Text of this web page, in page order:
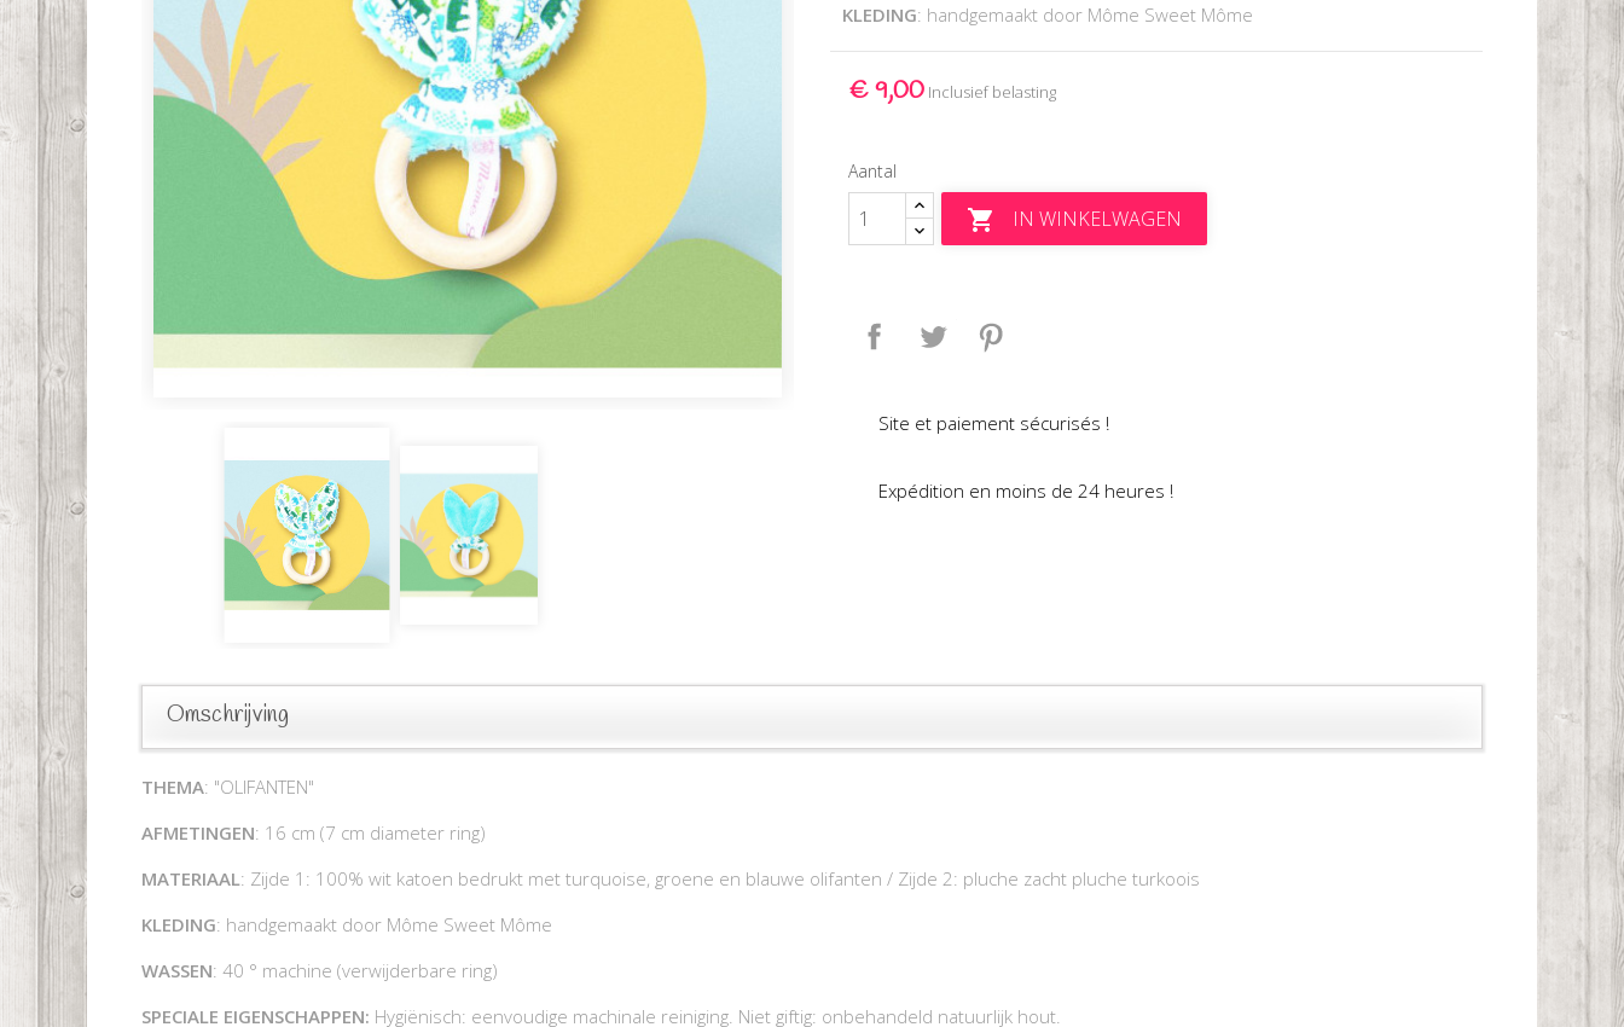
KLEDING: handgemaakt door Môme Sweet Môme
€ 9,00 Inclusief belasting
Aantal
 IN WINKELWAGEN
Delen Tweet
Site et paiement sécurisés !
Expédition en moins de 24 heures !
Omschrijving
THEMA: "OLIFANTEN"
AFMETINGEN: 16 cm (7 cm diameter ring)
MATERIAAL: Zijde 1: 100% wit katoen bedrukt met turquoise, groene en blauwe olifanten / Zijde 2: pluche zacht pluche turkoois
KLEDING: handgemaakt door Môme Sweet Môme
WASSEN: 40 ° machine (verwijderbare ring)
SPECIALE EIGENSCHAPPEN: Hygiënisch: eenvoudige machinale reiniging. Niet giftig: onbehandeld natuurlijk hout.